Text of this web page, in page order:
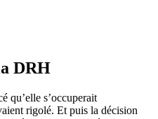
DRH
qu’elle s’occuperait
rigolé. Et puis la décision